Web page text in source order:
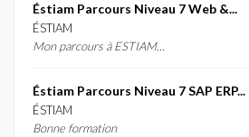
Éstiam Parcours Niveau 7 Web &...
ÉSTIAM
Mon parcours à ESTIAM...
Éstiam Parcours Niveau 7 SAP ERP...
ÉSTIAM
Bonne formation